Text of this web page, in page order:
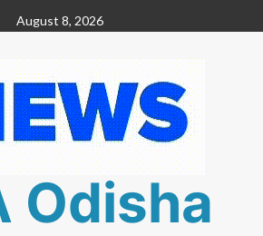
August 8, 2026
Odisha